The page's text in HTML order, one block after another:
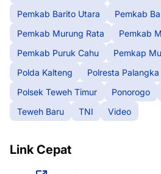
Pemkab Barito Utara
Pemkab
Pemkab Murung Rata
Pemkab
Pemkab Puruk Cahu
Pemkap
Polda Kalteng
Polresta Palangka
Polsek Teweh Timur
Ponorogo
Teweh Baru
TNI Video
Link Cepat